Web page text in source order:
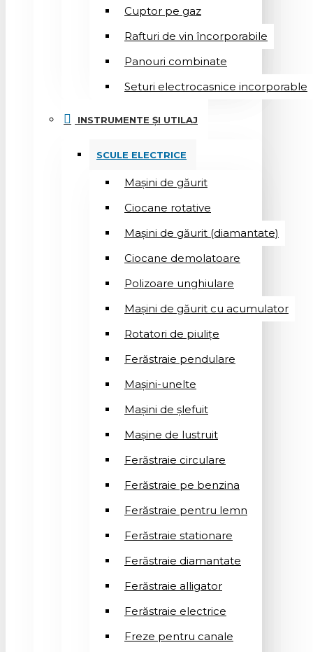
Cuptor pe gaz
Rafturi de vin încorporabile
Panouri combinate
Seturi electrocasnice incorporable
INSTRUMENTE ȘI UTILAJ
SCULE ELECTRICE
Mașini de găurit
Ciocane rotative
Mașini de găurit (diamantate)
Ciocane demolatoare
Polizoare unghiulare
Mașini de găurit cu acumulator
Rotatori de piuliţe
Ferăstraie pendulare
Mașini-unelte
Mașini de șlefuit
Mașinе de lustruit
Ferăstraie circulare
Ferăstraie pe benzina
Ferăstraie pentru lemn
Ferăstraie stationare
Ferăstraie diamantate
Ferăstraie alligator
Ferăstraie electrice
Freze pentru canale